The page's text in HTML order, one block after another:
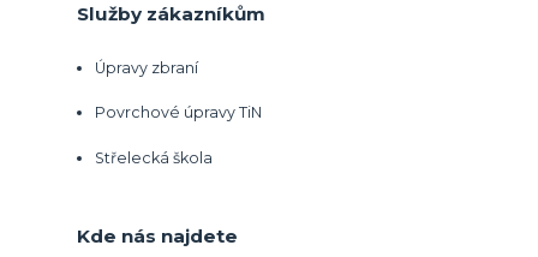
Služby zákazníkům
Úpravy zbraní
Povrchové úpravy TiN
Střelecká škola
Kde nás najdete